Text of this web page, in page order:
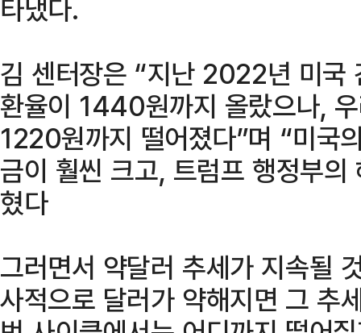
타냈다.
김 센터장은 “지난 2022년 미국
환율이 1440원까지 올랐으나,
1220원까지 떨어졌다”며 “미국
금이 훨씬 크고, 트럼프 행정부
혔다
그러면서 약달러 추세가 지속될
사적으로 달러가 약해지면 그 추